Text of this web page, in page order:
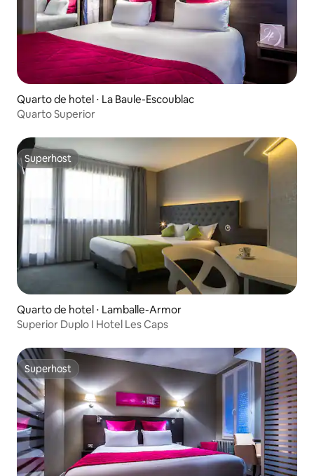
Quarto de hotel ⋅ La Baule-Escoublac
Quarto Superior
Superhost
Superhost
Quarto de hotel ⋅ Lamballe-Armor
Superior Duplo I Hotel Les Caps
Superhost
Superhost